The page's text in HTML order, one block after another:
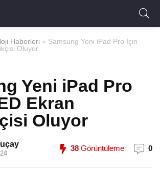
Haberleri » Samsung Yeni iPad Pro İçin
Oluyor
Yeni iPad Pro
Ekran
Oluyor
38 Görüntüleme 0